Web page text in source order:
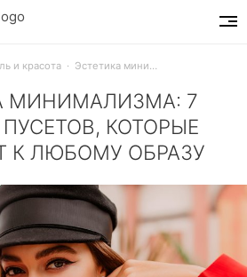
и красота
МИНИМАЛИЗМА: 7
КОТОРЫЕ
К ЛЮБОМУ ОБРАЗУ
цветные вставки или